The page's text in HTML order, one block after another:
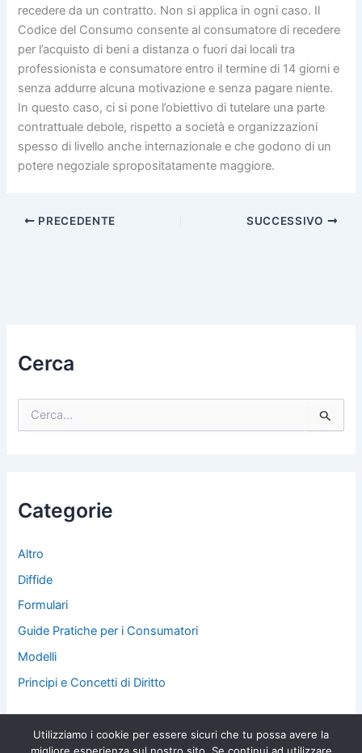
recedere da un contratto. Non si applica in ogni caso. Il
Codice del Consumo consente al consumatore di recedere
per l’acquisto di beni a distanza o fuori dai locali tra
professionista e consumatore entro il termine di 14 giorni e
senza addurre alcuna motivazione e senza pagare niente.
In questo caso, ci si pone l’obiettivo di tutelare una parte
contrattuale debole, rispetto a società e organizzazioni
spesso di livello anche internazionale e che godono di un
potere negoziale spropositatamente maggiore.
PRECEDENTE SUCCESSIVO
Cerca
Categorie
Altro
Diffide
Formulari
Guide Pratiche per i Consumatori
Modelli
Principi e Concetti di Diritto
Utilizziamo i cookie per essere sicuri che tu possa avere la